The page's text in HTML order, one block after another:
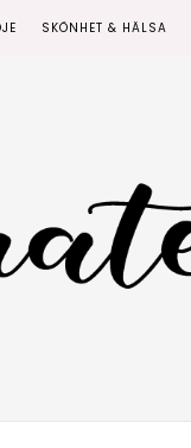
SKÖNHET & HÄLSA